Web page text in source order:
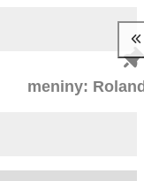
meniny: